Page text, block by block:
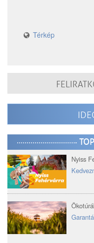
Térkép
Nyiss